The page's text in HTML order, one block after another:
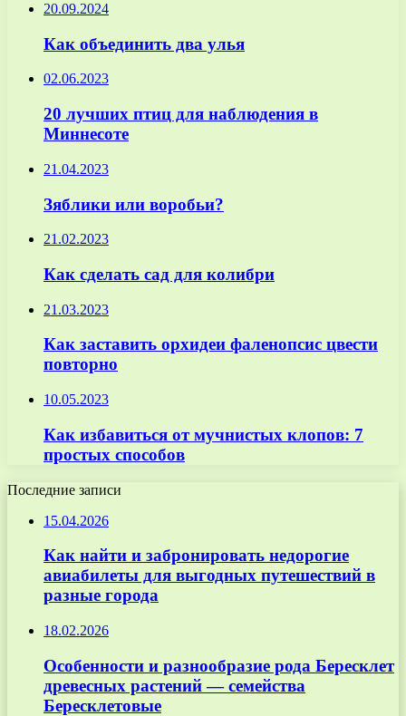
20.09.2024
Как объединить два улья
02.06.2023
20 лучших птиц для наблюдения в
Миннесоте
21.04.2023
Зяблики или воробьи?
21.02.2023
Как сделать сад для колибри
21.03.2023
Как заставить орхидеи фаленопсис цвести
повторно
10.05.2023
Как избавиться от мучнистых клопов: 7
простых способов
Последние записи
15.04.2026
Как найти и забронировать недорогие
авиабилеты для выгодных путешествий в
разные города
18.02.2026
Особенности и разнообразие рода Бересклет
древесных растений — семейства
Бересклетовые